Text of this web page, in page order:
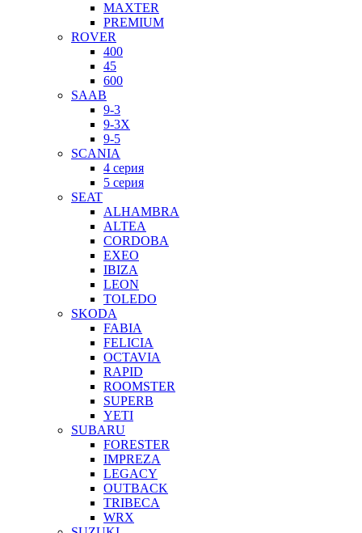
MAXTER
PREMIUM
ROVER
400
45
600
SAAB
9-3
9-3X
9-5
SCANIA
4 серия
5 серия
SEAT
ALHAMBRA
ALTEA
CORDOBA
EXEO
IBIZA
LEON
TOLEDO
SKODA
FABIA
FELICIA
OCTAVIA
RAPID
ROOMSTER
SUPERB
YETI
SUBARU
FORESTER
IMPREZA
LEGACY
OUTBACK
TRIBECA
WRX